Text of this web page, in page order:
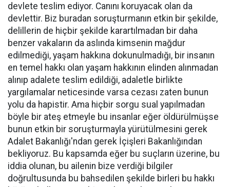
devlete teslim ediyor. Canını koruyacak olan da
devlettir. Biz buradan soruşturmanın etkin bir şekilde,
delillerin de hiçbir şekilde karartılmadan bir daha
benzer vakaların da aslında kimsenin mağdur
edilmediği, yaşam hakkına dokunulmadığı, bir insanın
en temel hakkı olan yaşam hakkının elinden alınmadan
alınıp adalete teslim edildiği, adaletle birlikte
yargılamalar neticesinde varsa cezası zaten bunun
yolu da hapistir. Ama hiçbir sorgu sual yapılmadan
böyle bir ateş etmeyle bu insanlar eğer öldürülmüşse
bunun etkin bir soruşturmayla yürütülmesini gerek
Adalet Bakanlığı'ndan gerek İçişleri Bakanlığından
bekliyoruz. Bu kapsamda eğer bu suçların üzerine, bu
iddia olunan, bu ailenin bize verdiği bilgiler
doğrultusunda bu bahsedilen şekilde birleri bu hakkı